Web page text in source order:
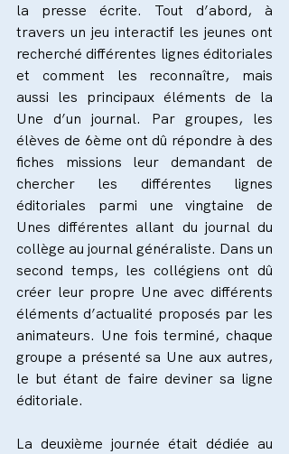
la presse écrite. Tout d’abord, à
travers un jeu interactif les jeunes ont
recherché différentes lignes éditoriales
et comment les reconnaître, mais
aussi les principaux éléments de la
Une d’un journal. Par groupes, les
élèves de 6ème ont dû répondre à des
fiches missions leur demandant de
chercher les différentes lignes
éditoriales parmi une vingtaine de
Unes différentes allant du journal du
collège au journal généraliste. Dans un
second temps, les collégiens ont dû
créer leur propre Une avec différents
éléments d’actualité proposés par les
animateurs. Une fois terminé, chaque
groupe a présenté sa Une aux autres,
le but étant de faire deviner sa ligne
éditoriale.
La deuxième journée était dédiée au